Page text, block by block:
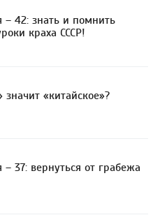
– 42: знать и помнить
краха СССР!
значит «китайское»?
– 37: вернуться от грабежа